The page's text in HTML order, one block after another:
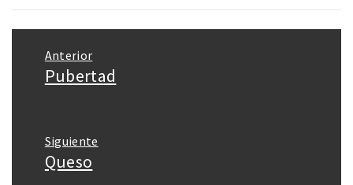
entradas
Anterior
Entrada
Pubertad
Siguiente
Entrada
Queso